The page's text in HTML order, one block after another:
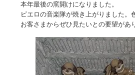
本年最後の窯開けになりました。
ピエロの音楽隊が焼き上がりました。
お客さまからぜひ見たいとの要望があ